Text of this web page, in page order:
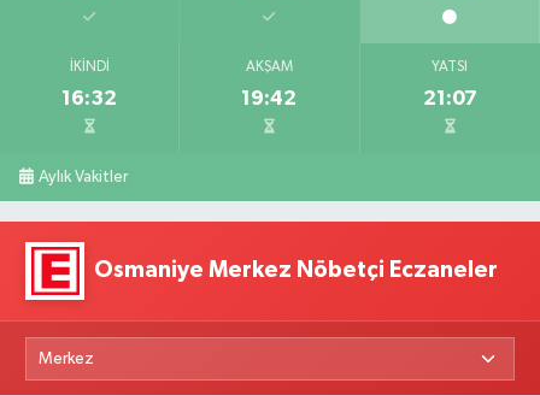
İKINDI
16:32
AKŞAM
19:42
YATSI
21:07
Aylık Vakitler
Osmaniye Merkez Nöbetçi Eczaneler